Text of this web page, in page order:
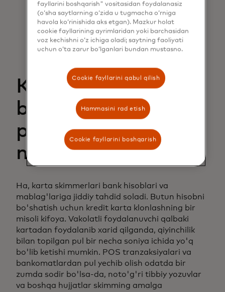
Uzatish:
Ba'zan debet yoki kredit karta
raqamlarini darhol olish Bluetooth orqali
boshqa joyda joylashgan omborga yoki
zaxira qurilmasiga simsiz uzatishni o'z
ichiga oladi.
Karta skimmeri
bank hisoblarimdan
pul o'g'irlashi
mumkinmi?
Ha, karta skimmerlari bank hisoblari va
mablag'lariga jiddiy tahdid soladi. Butun hisobni
bo'shatish uchun kredit karta klonlashning bir
misoli kifoya. Vakolatli foydalanuvchi qalbaki
kartadan foydalanib xarid qilganda, qiyinchilik
bilan topilgan pul bir necha soniya ichida yo'q
bo'lib ketishi mumkin. POS tranzaksiyalari va
bankomatlardan pul yechib olish odatda bir
zumda sodir bo'lsa-da, noto'g'ri tibbiy yozuvlar
va boshqa hujjatlar skimming amalga
fayllarini boshqarish" vositasidan foydalanasiz
(o‘sha saytlarning o‘zida u tugmacha o‘rniga
havola ko‘rinishida aks etgan). Mazkur holat
cookie fayllarining ayrimlaridan yoki barchasidan
voz kechishni o‘z ichiga oladi; saytning faoliyati
uchun o‘ta zarur bo‘lganlari bundan mustasno.
Cookie fayllarini qabul qilish
Hammasini rad etish
Cookie fayllarini boshqarish